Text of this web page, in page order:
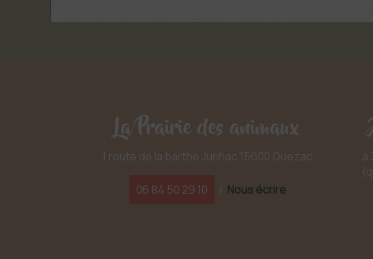
La Prairie des animaux
1 route de la barthe Junhac 15600 Quezac
06 84 50 29 10 / Nous écrire
à